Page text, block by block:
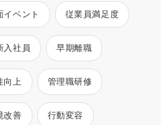
イベント 従業員満足度
入社員 早期離職
向上 管理職研修
改善 行動変容